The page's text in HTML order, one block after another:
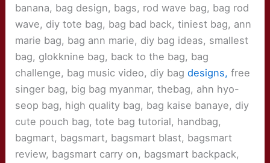
banana, bag design, bags, rod wave bag, bag rod
wave, diy tote bag, bag bad back, tiniest bag, ann
marie bag, bag ann marie, diy bag ideas, smallest
bag, glokknine bag, back to the bag, bag
challenge, bag music video, diy bagdesigns, free
singer bag, big bag myanmar, thebag, ahn hyo-
seop bag, high quality bag, bag kaise banaye, diy
cute pouch bag, tote bag tutorial, handbag,
bagmart, bagsmart, bagsmart blast, bagsmart
review, bagsmart carry on, bagsmart backpack,